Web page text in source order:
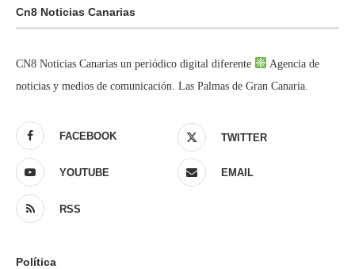
Cn8 Noticias Canarias
CN8 Noticias Canarias un periódico digital diferente
Agencia de
noticias y medios de comunicación. Las Palmas de Gran Canaria.
FACEBOOK TWITTER
YOUTUBE EMAIL
RSS
Política